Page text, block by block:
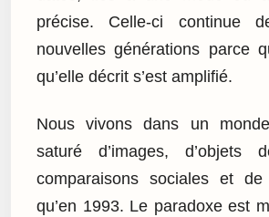
précise. Celle-ci continue
nouvelles générations parce
qu’elle décrit s’est amplifié.
Nous vivons dans un
saturé d’images, d’objets
comparaisons sociales et
qu’en 1993. Le paradoxe est